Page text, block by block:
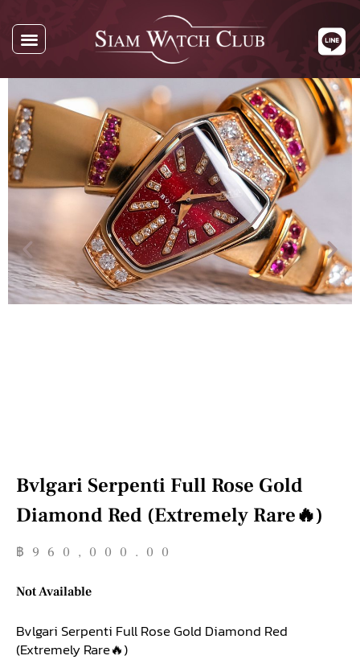
Bvlgari Serpenti Full Rose Gold
Diamond Red (Extremely Rare🔥)
฿ 960,000.00
Not Available
Bvlgari Serpenti Full Rose Gold Diamond Red
(Extremely Rare🔥)